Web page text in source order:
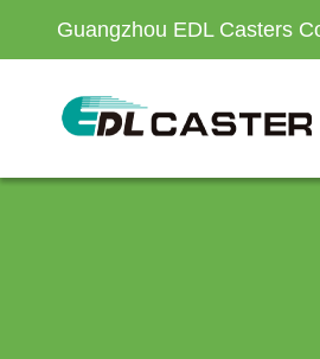
Guangzhou EDL Casters